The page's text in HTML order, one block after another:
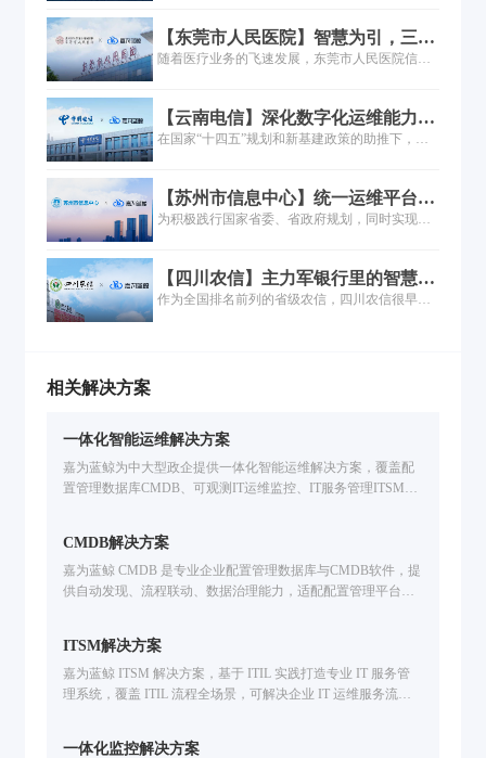
挥“减震器”功效、推动巨灾保险体系建设的同
时，全面推进 “战略规划与组织流程建设”、“业务
中，数字化系统的建设和运维服务的重任落到了
IT部门肩上，这无疑给运维团队带来巨大的挑
【东莞市人民医院】智慧为引，三甲
医院落地一体化运维实践
随着医疗业务的飞速发展，东莞市人民医院信息
复杂度逐级递增，东莞市人民医院对信息系统的
连续性、稳定性要求也进一步提高。运维安全和
强？这都是医院信息科亟待解决的重要问题。
【云南电信】深化数字化运维能力，
支撑“数字云南”建设倍道而进
在国家“十四五”规划和新基建政策的助推下，企
稳定性有着极高的要求，在复杂ICT环境下，如何
借助大数据、智能化等数字技术和工具，实现高
【苏州市信息中心】统一运维平台落
地，嘉为助力市级政府数字化转型！
为积极践行国家省委、省政府规划，同时实现信
在信息化体系上建立统一运维运营管理体系，护
航业务快速及稳定发展，实现技术与业务的快速
【四川农信】主力军银行里的智慧运
维力量
作为全国排名前列的省级农信，四川农信很早就
合原有零散工具进行体系化发展建设？如何释放
技术人员创新活力？如何满足个性化定制与自主
可控要求？等等问题摆在了四川农信运维部门面
相关解决方案
一体化智能运维解决方案
嘉为蓝鲸为中大型政企提供一体化智能运维解决方案，覆盖配
置管理数据库CMDB、可观测IT运维监控、IT服务管理ITSM、
产信创环境，提升运维效率。免费申请方案演示。
CMDB解决方案
嘉为蓝鲸 CMDB 是专业企业配置管理数据库与CMDB软件，提
供自动发现、流程联动、数据治理能力，适配配置管理平台需
ITSM解决方案
嘉为蓝鲸 ITSM 解决方案，基于 ITIL 实践打造专业 IT 服务管
理系统，覆盖 ITIL 流程全场景，可解决企业 IT 运维服务流程
一体化监控解决方案